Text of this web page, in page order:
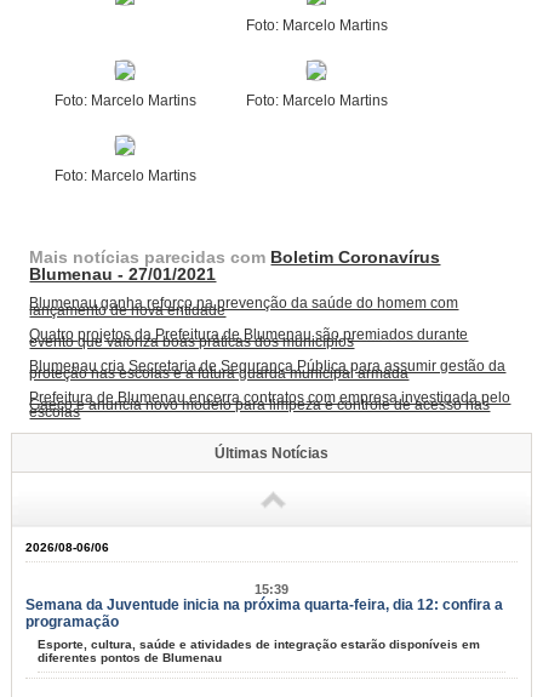
Foto: Marcelo Martins
Foto: Marcelo Martins Foto: Marcelo Martins
Foto: Marcelo Martins
Mais notícias parecidas com Boletim Coronavírus
Blumenau - 27/01/2021
Blumenau ganha reforço na prevenção da saúde do homem com
lançamento de nova entidade
Quatro projetos da Prefeitura de Blumenau são premiados durante
evento que valoriza boas práticas dos municípios
Blumenau cria Secretaria de Segurança Pública para assumir gestão da
proteção nas escolas e a futura guarda municipal armada
Prefeitura de Blumenau encerra contratos com empresa investigada pelo
Gaeco e anuncia novo modelo para limpeza e controle de acesso nas
escolas
Últimas Notícias
2026/08-06/06
15:39
Semana da Juventude inicia na próxima quarta-feira, dia 12: confira a
programação
Esporte, cultura, saúde e atividades de integração estarão disponíveis em
diferentes pontos de Blumenau